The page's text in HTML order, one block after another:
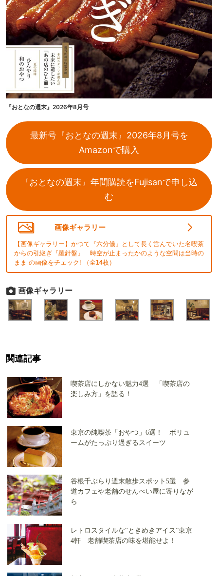
『おとなの週末』2026年8月号
最新号『おとなの週末』2026年8月号を
Amazonで購入
『おとなの週末』年間購読をFujisanで申し込
む
画像ギャラリー
【画像ギャラリー】かつて『六分儀』として長く営んでいた名喫茶
からの引継ぎ『羅針盤』 時空が止まったかのような空間は当時の
まま の画像をチェック! （全14枚）
画像ギャラリー
関連記事
喫茶店にしかない魅力4選 「喫茶店の
楽しみ方」を語る！
東京の純喫茶「おやつ」6選！ ボリュ
ームがたっぷり過ぎるスイーツ
谷根千ぶらり週末散歩スポット5選 参
道カフェや老舗のせんべい屋に寄りなが
ら
レトロスタイルな“ときめきアイス”東京
4軒 老舗喫茶店の味を堪能せよ！